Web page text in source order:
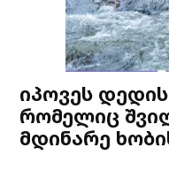
იპოვეს
რომელიც
მდინარე